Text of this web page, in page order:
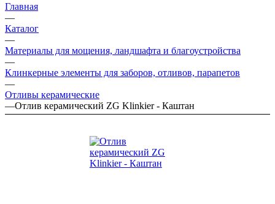
Главная
—
Каталог
—
Материалы для мощения, ландшафта и благоустройства
—
Клинкерные элементы для заборов, отливов, парапетов
—
Отливы керамические
—Отлив керамический ZG Klinkier - Каштан